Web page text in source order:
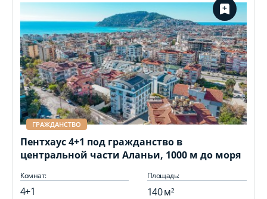
ГРАЖДАНСТВО
Пентхаус 4+1 под гражданство в
центральной части Аланьи, 1000 м до моря
Комнат:
4+1
Площадь:
140 м²